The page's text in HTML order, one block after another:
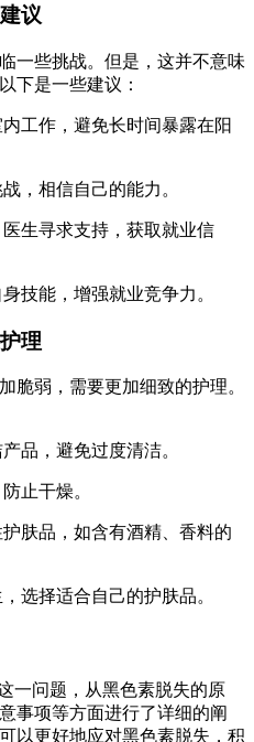
议
一些挑战。但是，这并不意味
下是一些建议：
工作，避免长时间暴露在阳
，相信自己的能力。
生寻求支持，获取就业信
技能，增强就业竞争力。
理
脆弱，需要更加细致的护理。
品，避免过度清洁。
止干燥。
肤品，如含有酒精、香料的
选择适合自己的护肤品。
一问题，从黑色素脱失的原
事项等方面进行了详细的阐
以更好地应对黑色素脱失，积